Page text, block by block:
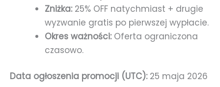
Zniżka:25% OFF natychmiast + drugie
wyzwanie gratis po pierwszej wypłacie.
Okres ważności:Oferta ograniczona
czasowo.
Data ogłoszenia promocji (UTC):25 maja 2026